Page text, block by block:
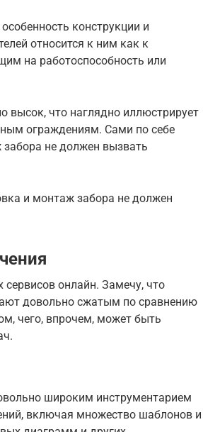
конструкции и
относится к ним как к
на работоспособность или
высок, что наглядно иллюстрирует
ограждениям. Сами по себе
забора не должен вызвать
и монтаж забора не должен
онлайн. Замечу, что
довольно сжатым по сравнению
чего, впрочем, может быть
широким инструментарием
включая множество шаблонов и